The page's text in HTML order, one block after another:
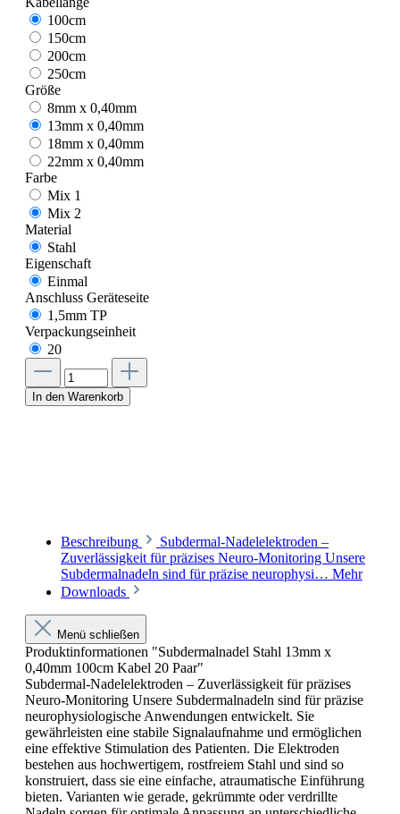
100cm
150cm
200cm
250cm
Größe
8mm x 0,40mm
13mm x 0,40mm
18mm x 0,40mm
22mm x 0,40mm
Farbe
Mix 1
Mix 2
Material
Stahl
Eigenschaft
Einmal
Anschluss Geräteseite
1,5mm TP
Verpackungseinheit
20
In den Warenkorb
Beschreibung
Subdermal-Nadelelektroden –
Zuverlässigkeit für präzises Neuro-Monitoring Unsere
Subdermalnadeln sind für präzise neurophysi… Mehr
Downloads
Menü schließen
Produktinformationen "Subdermalnadel Stahl 13mm x
0,40mm 100cm Kabel 20 Paar"
Subdermal-Nadelelektroden – Zuverlässigkeit für präzises
Neuro-Monitoring Unsere Subdermalnadeln sind für präzise
neurophysiologische Anwendungen entwickelt. Sie
gewährleisten eine stabile Signalaufnahme und ermöglichen
eine effektive Stimulation des Patienten. Die Elektroden
bestehen aus hochwertigem, rostfreiem Stahl und sind so
konstruiert, dass sie eine einfache, atraumatische Einführung
bieten. Varianten wie gerade, gekrümmte oder verdrillte